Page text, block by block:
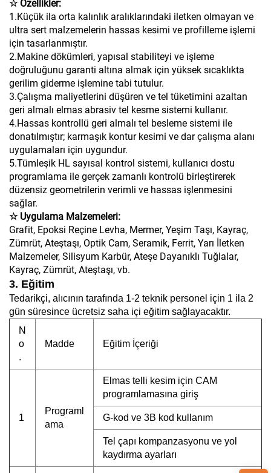
☆ Özellikler:
1.Küçük ila orta kalınlık aralıklarındaki iletken olmayan ve
ultra sert malzemelerin hassas kesimi ve profilleme işlemi
için tasarlanmıştır.
2.Makine dökümleri, yapısal stabiliteyi ve işleme
doğruluğunu garanti altına almak için yüksek sıcaklıkta
gerilim giderme işlemine tabi tutulur.
3.Çalışma maliyetlerini düşüren ve tel tüketimini azaltan
geri almalı elmas abrasiv tel kesme sistemi kullanır.
4.Hassas kontrollü geri almalı tel besleme sistemi ile
donatılmıştır; karmaşık kontur kesimi ve dar çalışma alanı
uygulamaları için uygundur.
5.Tümleşik HL sayısal kontrol sistemi, kullanıcı dostu
programlama ile gerçek zamanlı kontrolü birleştirerek
düzensiz geometrilerin verimli ve hassas işlenmesini
sağlar.
☆ Uygulama Malzemeleri:
Grafit, Epoksi Reçine Levha, Mermer, Yeşim Taşı, Kayraç,
Zümrüt, Ateştaşı, Optik Cam, Seramik, Ferrit, Yarı İletken
Malzemeler, Silisyum Karbür, Ateşe Dayanıklı Tuğlalar,
Kayraç, Zümrüt, Ateştaşı, vb.
3. Eğitim
Tedarikçi, alıcının tarafında 1-2 teknik personel için 1 ila 2
gün süresince ücretsiz saha içi eğitim sağlayacaktır.
N
o
.
Madde Eğitim İçeriği
1
Programl
ama
Elmas telli kesim için CAM
programlamasına giriş
G-kod ve 3B kod kullanım
Tel çapı kompanzasyonu ve yol
kaydırma ayarları